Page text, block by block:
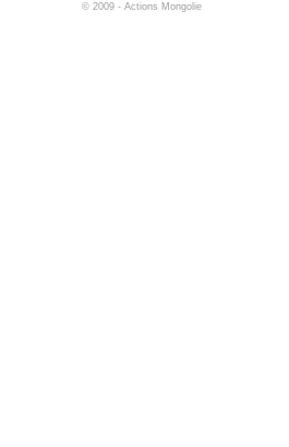
© 2009 -Actions Mongolie